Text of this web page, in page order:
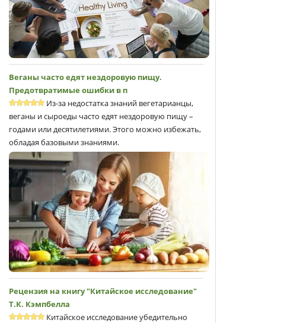
Веганы часто едят нездоровую пищу.
Предотвратимые ошибки в п
Из-за недостатка знаний вегетарианцы,
веганы и сыроеды часто едят нездоровую пищу –
годами или десятилетиями. Этого можно избежать,
обладая базовыми знаниями.
Рецензия на книгу "Китайское исследование"
Т.К. Кэмпбеллa
Китайское исследование убедительно